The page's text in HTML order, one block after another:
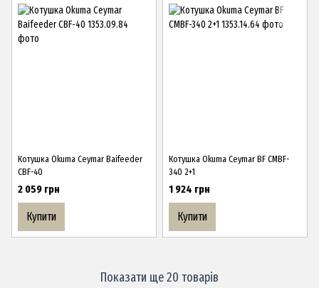
Котушка Okuma Ceymar Baifeeder
CBF-40
2 059 грн
Купити
Котушка Okuma Ceymar BF CMBF-
340 2+1
1 924 грн
Купити
Показати ще 20 товарів